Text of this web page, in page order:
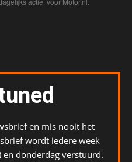
en mis nooit het
wordt iedere week
en donderdag verstuurd.